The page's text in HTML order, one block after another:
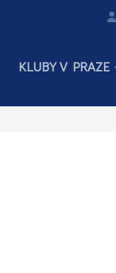
KLUBY V PRAZE